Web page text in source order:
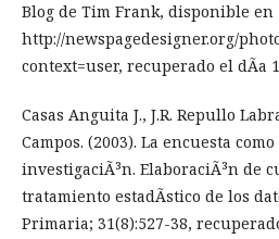
Blog de Tim Frank, disponible en
http://newspagedesigner.org/
context=user, recuperado el dÃ­a
Casas Anguita J., J.R. Repullo
Campos. (2003). La encuesta
investigaciÃ³n. ElaboraciÃ³n de
tratamiento estadÃ­stico de los
Primaria; 31(8):527-38,